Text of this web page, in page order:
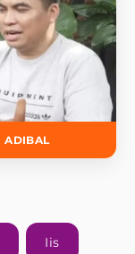
ADIBAL
Iis